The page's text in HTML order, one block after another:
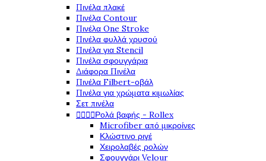
Πινέλα πλακέ
Πινέλα Contour
Πινέλα One Stroke
Πινέλα φυλλά χρυσού
Πινέλα για Stencil
Πινέλα σφουγγάρια
Διάφορα Πινέλα
Πινέλα Filbert-οβάλ
Πινέλα για χρώματα κιμωλίας
Σετ πινέλα
Ρολά βαφής - Rollex
Microfiber από μικροίνες
Κλώστινο ριγέ
Χειρολαβές ρολών
Σφουγγάρι Velour